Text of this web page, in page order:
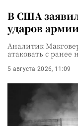
В США
ударов
Аналитик
атаковать с
5 августа 2026, 11:09